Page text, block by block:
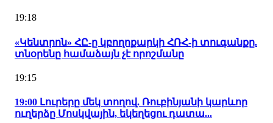
19:18
«Կենտրոն» ՀԸ-ը կբողոքարկի ՀՌՀ-ի տուգանքը.
տնօրենը համաձայն չէ որոշմանը
19:15
19:00 Լուրերը մեկ տողով. Ռուբինյանի կարևոր
ուղերձը Մոսկվային, եկեղեցու դատա...